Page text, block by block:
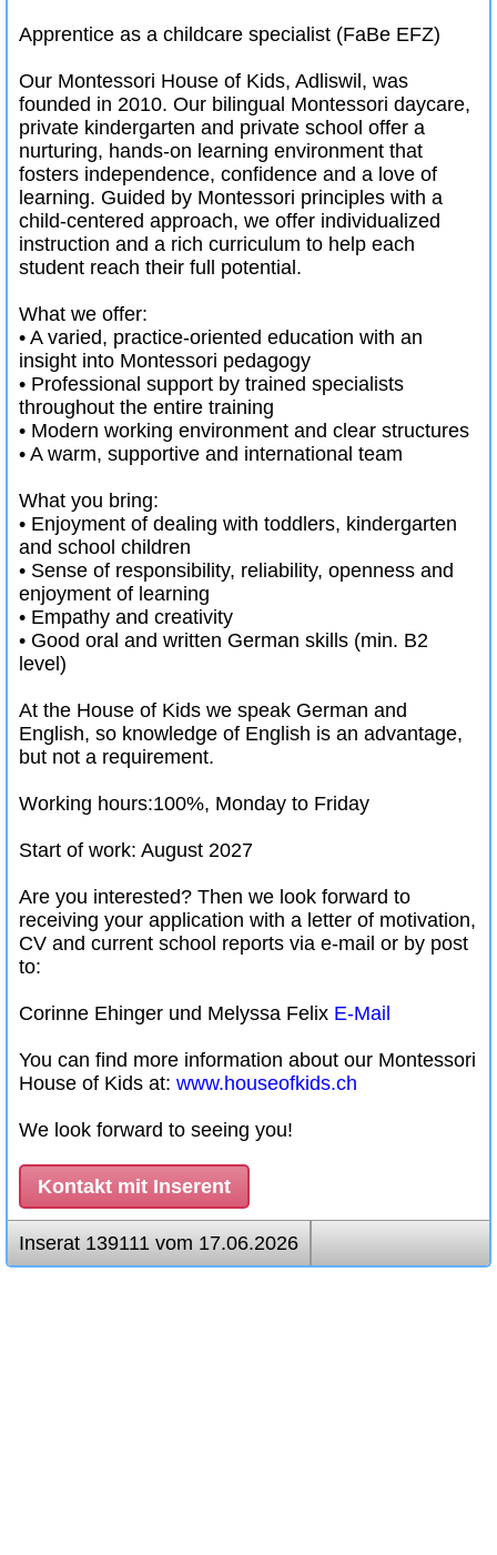
Apprentice as a childcare specialist (FaBe EFZ)
Our Montessori House of Kids, Adliswil, was
founded in 2010. Our bilingual Montessori daycare,
private kindergarten and private school offer a
nurturing, hands-on learning environment that
fosters independence, confidence and a love of
learning. Guided by Montessori principles with a
child-centered approach, we offer individualized
instruction and a rich curriculum to help each
student reach their full potential.
What we offer:
• A varied, practice-oriented education with an
insight into Montessori pedagogy
• Professional support by trained specialists
throughout the entire training
• Modern working environment and clear structures
• A warm, supportive and international team
What you bring:
• Enjoyment of dealing with toddlers, kindergarten
and school children
• Sense of responsibility, reliability, openness and
enjoyment of learning
• Empathy and creativity
• Good oral and written German skills (min. B2
level)
At the House of Kids we speak German and
English, so knowledge of English is an advantage,
but not a requirement.
Working hours:100%, Monday to Friday
Start of work: August 2027
Are you interested? Then we look forward to
receiving your application with a letter of motivation,
CV and current school reports via e-mail or by post
to:
Corinne Ehinger und Melyssa Felix E-Mail
You can find more information about our Montessori
House of Kids at: www.houseofkids.ch
We look forward to seeing you!
Kontakt mit Inserent
Inserat 139111 vom 17.06.2026